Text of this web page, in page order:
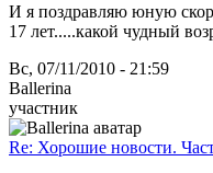
И я поздравляю юную
17 лет.....какой чудный
Вс, 07/11/2010 - 21:59
Ballerina
участник
Re: Хорошие новости.